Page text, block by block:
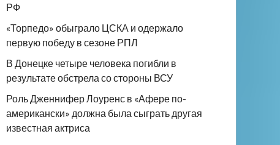
РФ
«Торпедо» обыграло ЦСКА и одержало
первую победу в сезоне РПЛ
В Донецке четыре человека погибли в
результате обстрела со стороны ВСУ
Роль Дженнифер Лоуренс в «Афере по-
американски» должна была сыграть другая
известная актриса